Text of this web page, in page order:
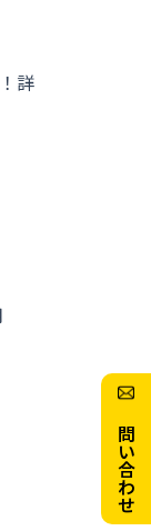
詳
お問い合わせ